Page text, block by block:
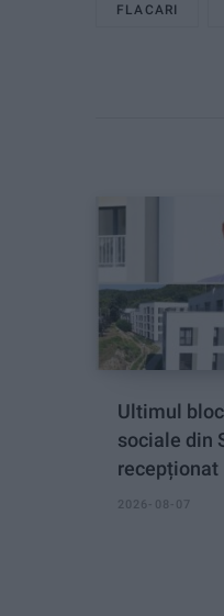
FLACARI
Ultimul
sociale din
recepționat
2026-08-07